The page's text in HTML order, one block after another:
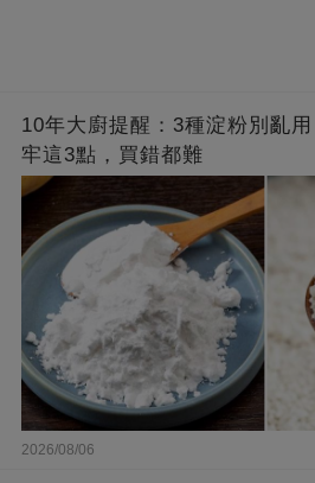
10年大廚提醒：3種淀粉別亂
牢這3點，買錯都難
2026/08/06